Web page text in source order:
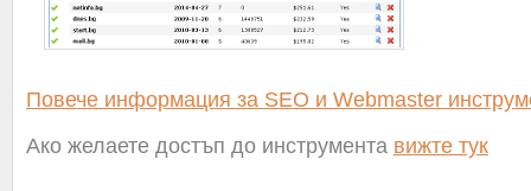
Повече информация за SEO и Webmaster
Ако желаете достъп до инструмента вижте тук